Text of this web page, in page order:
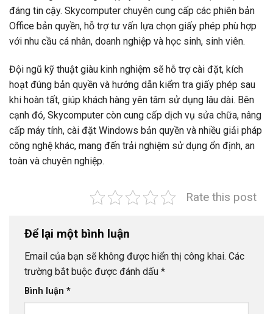
đáng tin cậy. Skycomputer chuyên cung cấp các phiên bản
Office bản quyền, hỗ trợ tư vấn lựa chọn giấy phép phù hợp
với nhu cầu cá nhân, doanh nghiệp và học sinh, sinh viên.
Đội ngũ kỹ thuật giàu kinh nghiệm sẽ hỗ trợ cài đặt, kích
hoạt đúng bản quyền và hướng dẫn kiểm tra giấy phép sau
khi hoàn tất, giúp khách hàng yên tâm sử dụng lâu dài. Bên
cạnh đó, Skycomputer còn cung cấp dịch vụ sửa chữa, nâng
cấp máy tính, cài đặt Windows bản quyền và nhiều giải pháp
công nghệ khác, mang đến trải nghiệm sử dụng ổn định, an
toàn và chuyên nghiệp.
Rate this post
Để lại một bình luận
Email của bạn sẽ không được hiển thị công khai. Các
trường bắt buộc được đánh dấu *
Bình luận *